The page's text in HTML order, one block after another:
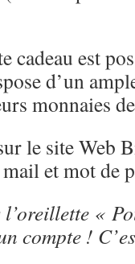
cadeau est
d’un
monnaies
le site Web
et mot de
l’oreillette «
compte !